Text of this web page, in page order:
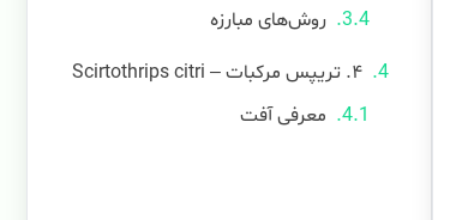
روش‌های مبارزه
۴. تریپس مرکبات – Scirtothrips citri